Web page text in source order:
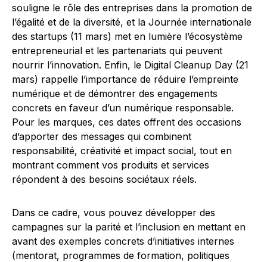
souligne le rôle des entreprises dans la promotion de
l’égalité et de la diversité, et la Journée internationale
des startups (11 mars) met en lumière l’écosystème
entrepreneurial et les partenariats qui peuvent
nourrir l’innovation. Enfin, le Digital Cleanup Day (21
mars) rappelle l’importance de réduire l’empreinte
numérique et de démontrer des engagements
concrets en faveur d’un numérique responsable.
Pour les marques, ces dates offrent des occasions
d’apporter des messages qui combinent
responsabilité, créativité et impact social, tout en
montrant comment vos produits et services
répondent à des besoins sociétaux réels.
Dans ce cadre, vous pouvez développer des
campagnes sur la parité et l’inclusion en mettant en
avant des exemples concrets d’initiatives internes
(mentorat, programmes de formation, politiques